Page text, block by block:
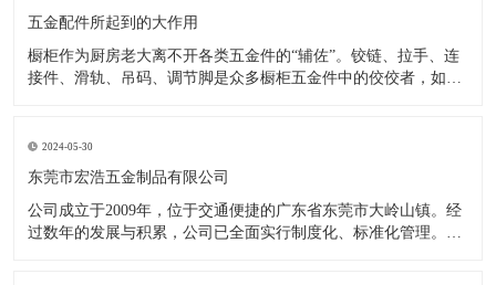
材。然
五金配件所起到的大作用
橱柜作为厨房老大离不开各类五金件的“辅佐”。铰链、拉手、连
接件、滑轨、吊码、调节脚是众多橱柜五金件中的佼佼者，如果
调节脚，橱柜就像得了“软骨症”，站都站不直……五花八门的橱
柜五金件好
2024-05-30
东莞市宏浩五金制品有限公司
公司成立于2009年，位于交通便捷的广东省东莞市大岭山镇。经
过数年的发展与积累，公司已全面实行制度化、标准化管理。从